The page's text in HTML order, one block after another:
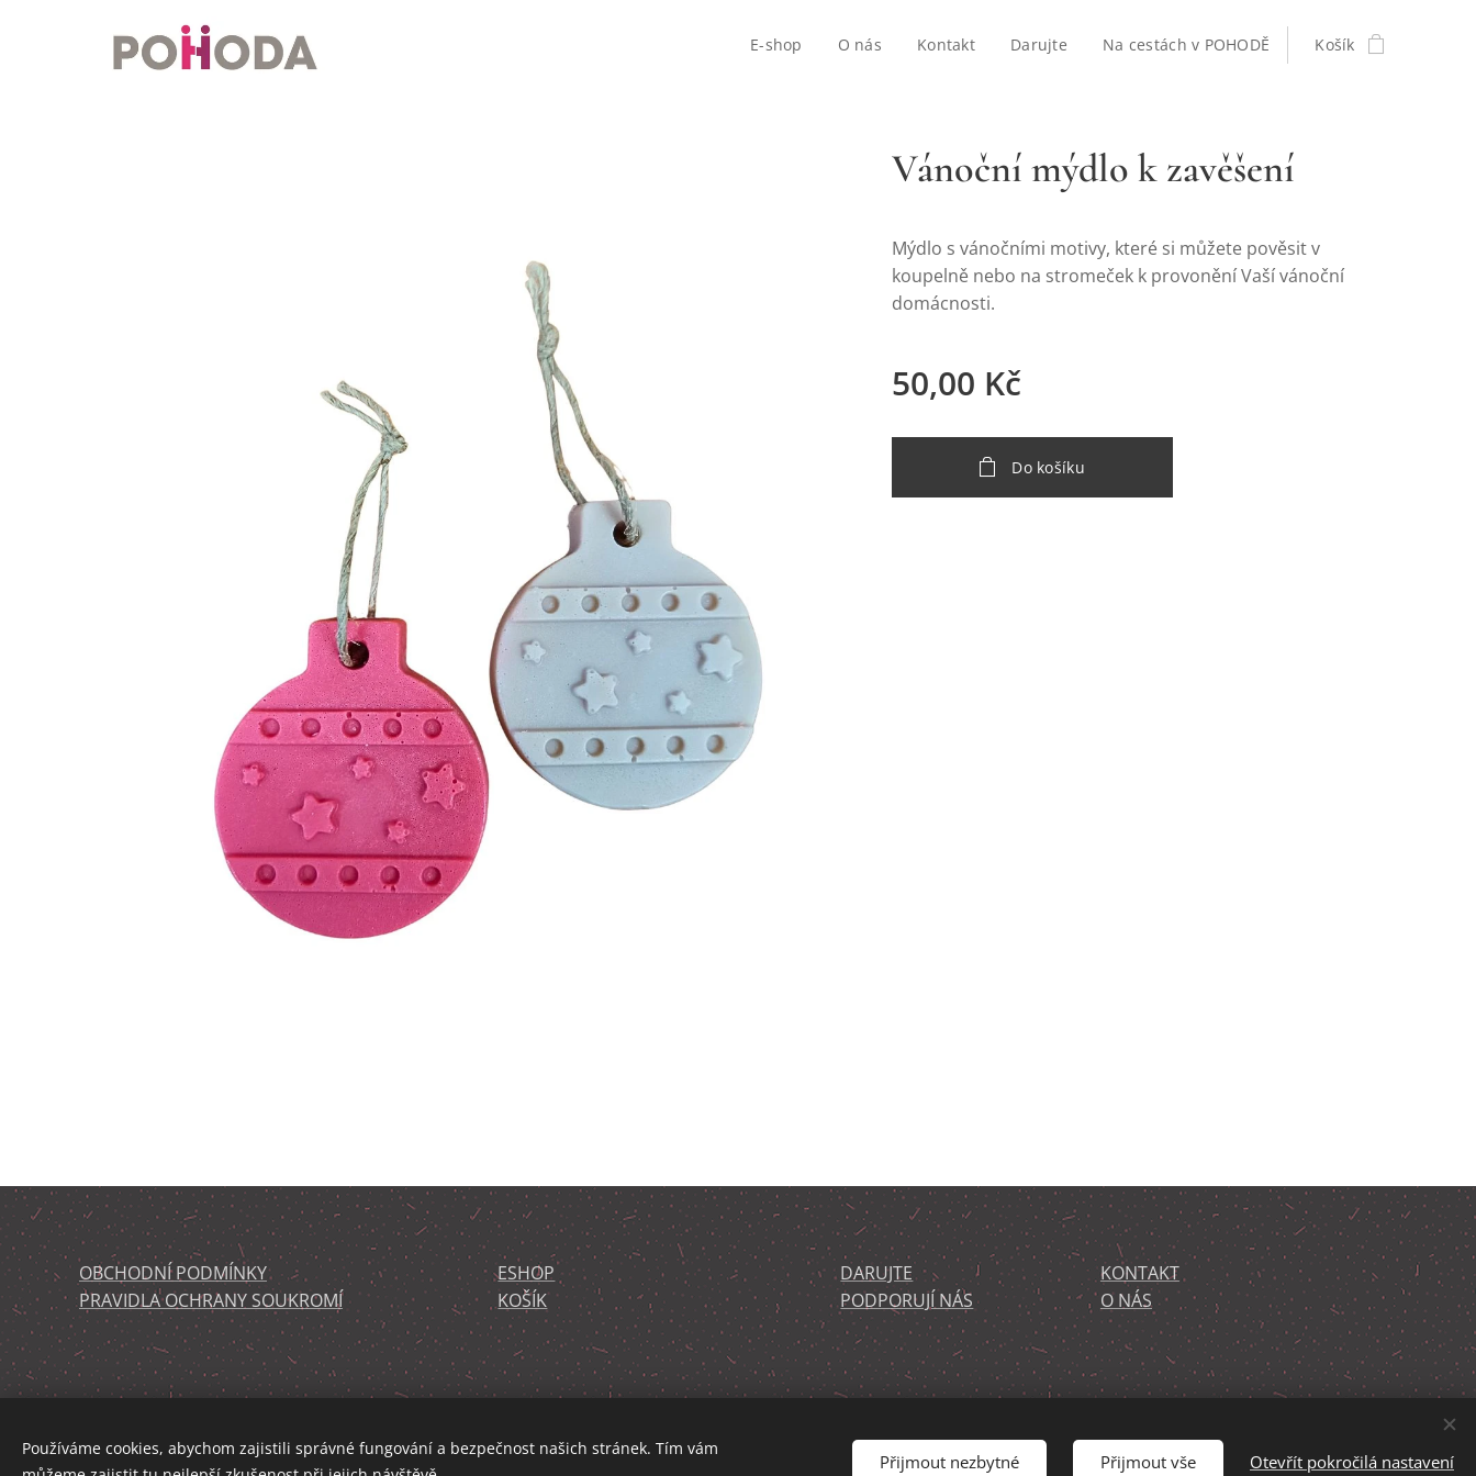
E-shop O nás Kontakt Darujte Na cestách v POHODĚ Košík
Vánoční mýdlo k zavěšení
Mýdlo s vánočními motivy, které si můžete pověsit v
koupelně nebo na stromeček k provonění Vaší vánoční
domácnosti.
50,00 Kč
Do košíku
OBCHODNÍ PODMÍNKY
PRAVIDLA OCHRANY SOUKROMÍ
ESHOP
KOŠÍK
DARUJTE
PODPORUJÍ NÁS
KONTAKT
O NÁS
Používáme cookies, abychom zajistili správné fungování a bezpečnost našich stránek. Tím vám
Přijmout nezbytné Přijmout vše Otevřít pokročilá nastavení